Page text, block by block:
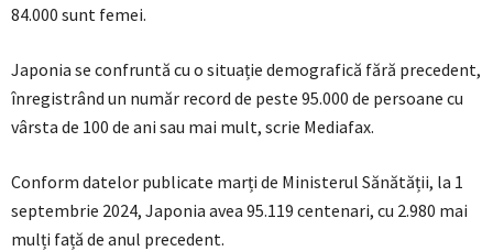
84.000 sunt femei.
Japonia se confruntă cu o situație demografică fără precedent,
înregistrând un număr record de peste 95.000 de persoane cu
vârsta de 100 de ani sau mai mult, scrie Mediafax.
Conform datelor publicate marți de Ministerul Sănătății, la 1
septembrie 2024, Japonia avea 95.119 centenari, cu 2.980 mai
mulți față de anul precedent.